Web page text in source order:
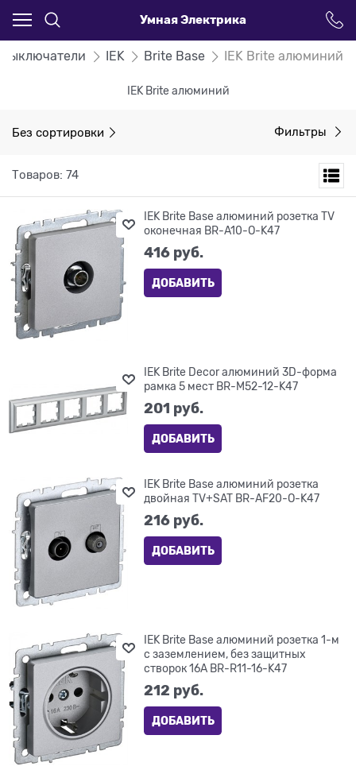
Умная Электрика
IEK Brite Base IEK Brite алюминий
IEK Brite алюминий
Без сортировки Фильтры
Товаров: 74
IEK Brite Base алюминий розетка TV
оконечная BR-A10-O-K47
416 руб.
ДОБАВИТЬ
IEK Brite Decor алюминий 3D-форма
рамка 5 мест BR-M52-12-K47
201 руб.
ДОБАВИТЬ
IEK Brite Base алюминий розетка
двойная TV+SAT BR-AF20-O-K47
216 руб.
ДОБАВИТЬ
IEK Brite Base алюминий розетка 1-м
с заземлением, без защитных
створок 16А BR-R11-16-K47
212 руб.
ДОБАВИТЬ